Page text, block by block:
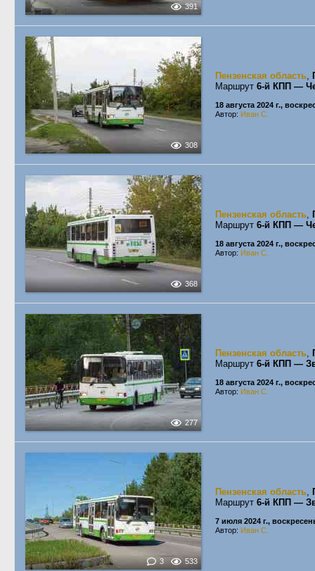
391
308
Пензенская область,
Маршрут 6-й КПП —
18 августа 2024 г.,
Автор: Иван С.
368
Пензенская область,
Маршрут 6-й КПП —
18 августа 2024 г.,
Автор: Иван С.
277
Пензенская область,
Маршрут 6-й КПП —
18 августа 2024 г.,
Автор: Иван С.
3 533
Пензенская область,
Маршрут 6-й КПП —
7 июля 2024 г.,
Автор: Иван С.